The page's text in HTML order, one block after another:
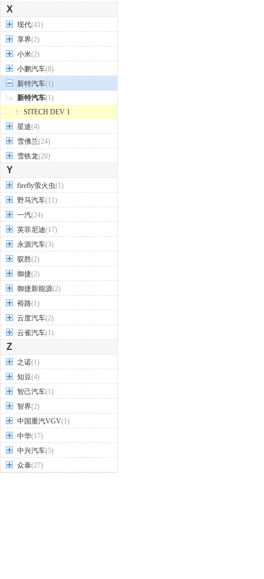
X
现代(41)
享界(2)
小米(2)
小鹏汽车(8)
新特汽车(1)
新特汽车(1)
SITECH DEV 1
星途(4)
雪佛兰(24)
雪铁龙(20)
Y
firefly萤火虫(1)
野马汽车(11)
一汽(24)
英菲尼迪(17)
永源汽车(3)
驭胜(2)
御捷(2)
御捷新能源(2)
裕路(1)
云度汽车(2)
云雀汽车(1)
Z
之诺(1)
知豆(4)
智己汽车(1)
智界(2)
中国重汽VGV(1)
中华(17)
中兴汽车(5)
众泰(27)